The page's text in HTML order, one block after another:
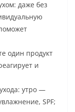
даже без
один продукт
и
утро —
SPF;